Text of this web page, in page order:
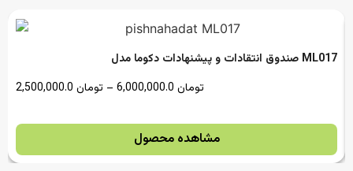
صندوق انتقادات و پیشنهادات دکوما مدل ML017
تومان – تومان
مشاهده محصول